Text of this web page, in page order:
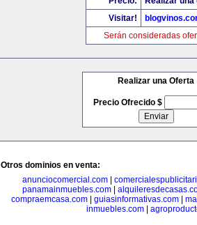
Visitar!
Serán consideradas
Realizar una Oferta
Precio Ofrecido $
Otros dominios en venta:
anunciocomercial.com
panamainmuebles.com|
compraemcasa.com
guiasinformativas.com
inmuebles.com